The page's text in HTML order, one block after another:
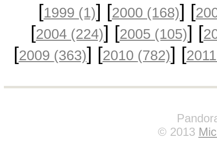
[1999 (1)] [2000 (168)] [
[2004 (224)] [2005 (105)] [
[2009 (363)] [2010 (782)] [
© 2013